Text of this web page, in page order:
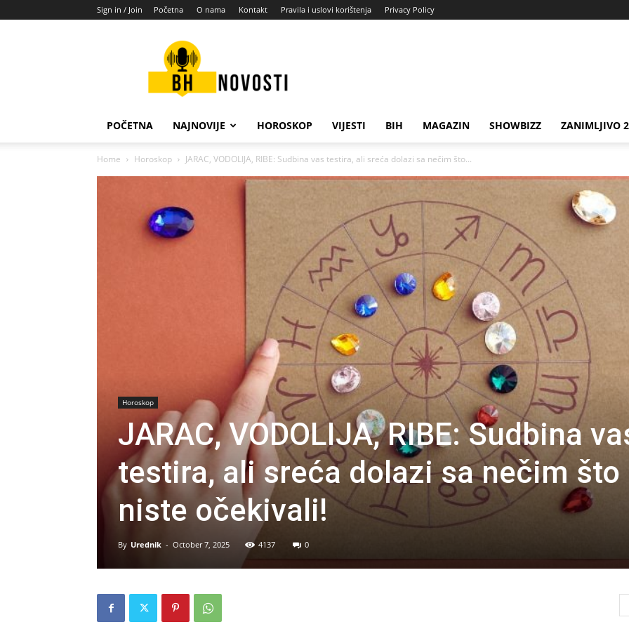
Sign in / Join Početna O nama Kontakt Pravila i uslovi korištenja Privacy Policy
POČETNA NAJNOVIJE HOROSKOP VIJESTI BIH MAGAZIN SHOWBIZZ ZANIMLJIVO
Home Horoskop JARAC, VODOLIJA, RIBE: Sudbina vas testira, ali sreća dolazi sa nečim što...
Horoskop
JARAC, VODOLIJA, RIBE: Sudbina
testira, ali sreća dolazi sa nečim što
niste očekivali!
By Urednik - October 7, 2025 4137 0